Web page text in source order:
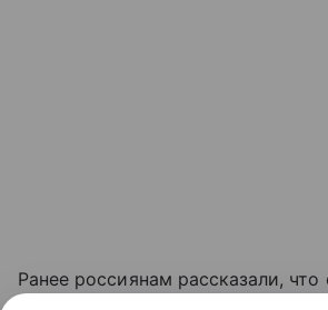
Ранее россиянам рассказали,